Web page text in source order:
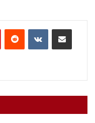
PinterestReddit VKontakteShare via Email